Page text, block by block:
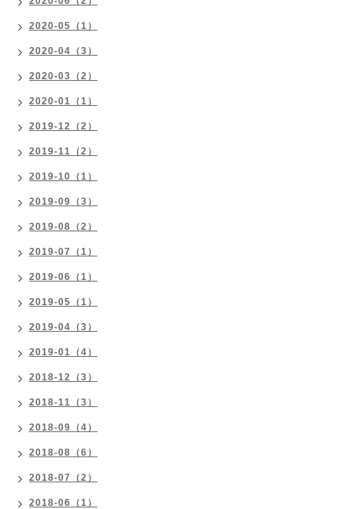
2020-05（1）
2020-04（3）
2020-03（2）
2020-01（1）
2019-12（2）
2019-11（2）
2019-10（1）
2019-09（3）
2019-08（2）
2019-07（1）
2019-06（1）
2019-05（1）
2019-04（3）
2019-01（4）
2018-12（3）
2018-11（3）
2018-09（4）
2018-08（6）
2018-07（2）
2018-06（1）